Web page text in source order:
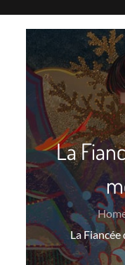
La
La Fiancée